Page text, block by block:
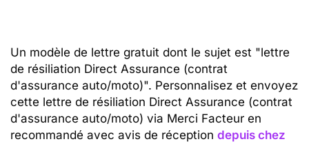
Un modèle de lettre gratuit dont le sujet est "lettre
de résiliation Direct Assurance (contrat
d'assurance auto/moto)". Personnalisez et envoyez
cette lettre de résiliation Direct Assurance (contrat
d'assurance auto/moto) via Merci Facteur en
recommandé avec avis de réception depuis chez